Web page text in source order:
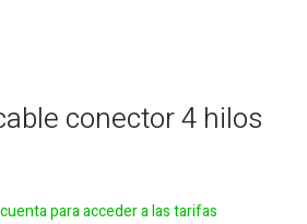
conector 4 hilos
para acceder a las tarifas